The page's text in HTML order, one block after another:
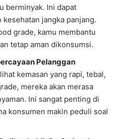
berminyak. Ini dapat
jangka panjang.
grade, kamu membantu
tetap aman dikonsumsi.
Pelanggan
kemasan yang rapi, tebal,
mereka akan merasa
Ini sangat penting di
konsumen makin peduli soal